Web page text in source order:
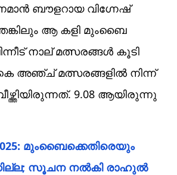
ബൗളറായ വിഗ്നേഷ്
ആ കളി മുംബൈ
നാല് മത്സരങ്ങൾ കൂടി
അഞ്ച് മത്സരങ്ങളിൽ നിന്ന്
9.08 ആയിരുന്നു
മുംബൈക്കെതിരെയും
സൂചന നൽകി രാഹുൽ